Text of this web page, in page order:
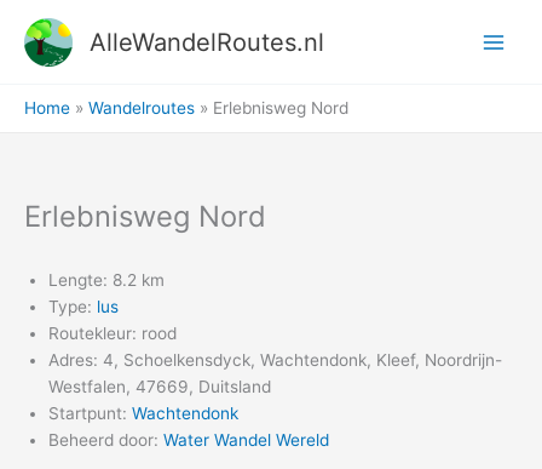
naar
AlleWandelRoutes.nl
Home Wandelroutes Erlebnisweg Nord
Erlebnisweg Nord
Lengte: 8.2 km
Type: lus
Routekleur: rood
Adres: 4, Schoelkensdyck, Wachtendonk, Kleef, Noordrijn-
Westfalen, 47669, Duitsland
Startpunt: Wachtendonk
Beheerd door: Water Wandel Wereld